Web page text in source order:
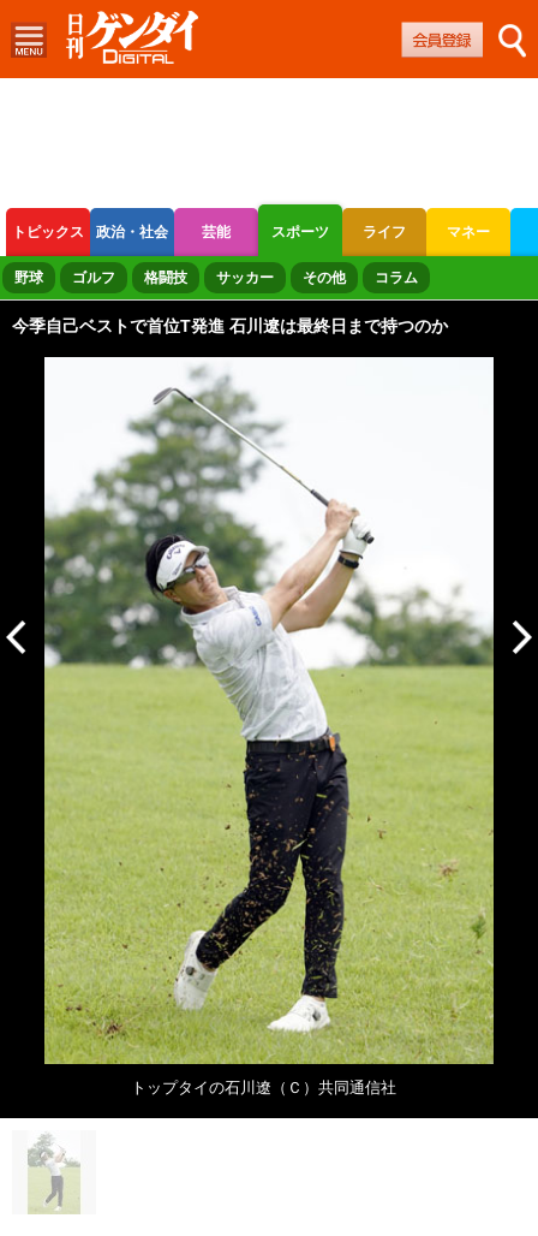
トピックス 政治・社会 芸能 スポーツ ライフ マネー
ボートレース 競輪 オートレース
野球 ゴルフ 格闘技 サッカー その他 コラム
今季自己ベストで首位T発進 石川遼は最終日まで持つのか
トップタイの石川遼（Ｃ）共同通信社